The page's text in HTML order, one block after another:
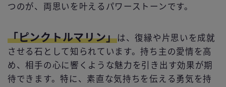
つのが、両思いを叶えるパワーストーンです。
「ピンクトルマリン」は、復縁や片思いを成就
させる石として知られています。持ち主の愛情を高
め、相手の心に響くような魅力を引き出す効果が期
待できます。特に、素直な気持ちを伝える勇気を持